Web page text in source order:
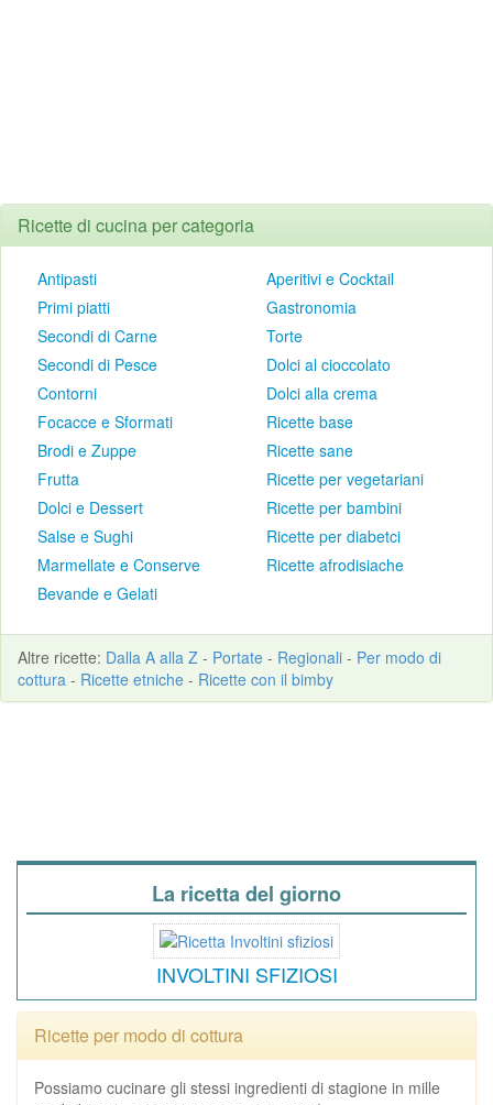
Ricette di cucina per categoria
Antipasti
Primi piatti
Secondi di Carne
Secondi di Pesce
Contorni
Focacce e Sformati
Brodi e Zuppe
Frutta
Dolci e Dessert
Salse e Sughi
Marmellate e Conserve
Bevande e Gelati
Aperitivi e Cocktail
Gastronomia
Torte
Dolci al cioccolato
Dolci alla crema
Ricette base
Ricette sane
Ricette per vegetariani
Ricette per bambini
Ricette per diabetci
Ricette afrodisiache
Altre ricette: Dalla A alla Z - Portate - Regionali - Per modo di
cottura - Ricette etniche - Ricette con il bimby
La ricetta del giorno
INVOLTINI SFIZIOSI
Ricette per modo di cottura
Possiamo cucinare gli stessi ingredienti di stagione in mille